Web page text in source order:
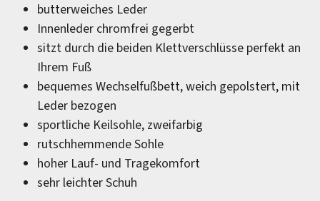
butterweiches Leder
Innenleder chromfrei gegerbt
sitzt durch die beiden Klettverschlüsse perfekt an
Ihrem Fuß
bequemes Wechselfußbett, weich gepolstert, mit
Leder bezogen
sportliche Keilsohle, zweifarbig
rutschhemmende Sohle
hoher Lauf- und Tragekomfort
sehr leichter Schuh